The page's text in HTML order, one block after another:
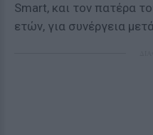
Smart, και τον πατέρα
ετών, για συνέργεια